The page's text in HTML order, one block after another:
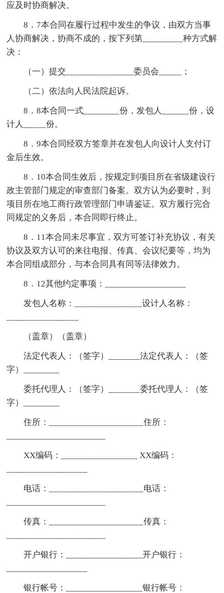
应及时协商解决。
8．7本合同在履行过程中发生的争议，由双方当事
人协商解决，协商不成的，按下列第_________种方式解
决：
（一）提交_______________委员会_____；
（二）依法向人民法院起诉。
8．8本合同一式________份，发包人______份，设
计人_____份。
8．9本合同经双方签章并在发包人向设计人支付订
金后生效。
8．10本合同生效后，按规定到项目所在省级建设行
政主管部门规定的审查部门备案。双方认为必要时，到
项目所在地工商行政管理部门申请鉴证。双方履行完合
同规定的义务后，本合同即行终止。
8．11本合同未尽事宜，双方可签订补充协议，有关
协议及双方认可的来往电报、传真、会议纪要等，均为
本合同组成部分，与本合同具有同等法律效力。
8．12其他约定事项：__________________
发包人名称：_______________设计人名称：
（盖章）（盖章）
法定代表人：（签字）_______法定代表人：（签
字）________
委托代理人：（签字）_______委托代理人：（签
字）________
住所：_____________________住所：
XX编码：_________________ XX编码：
电话：_____________________电话：
传真：_____________________传真：
开户银行：_________________开户银行：
银行帐号：_________________银行帐号：